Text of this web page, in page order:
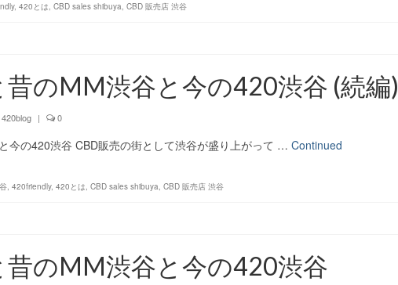
, 420とは, CBD sales shibuya, CBD 販売店 渋谷
昔のMM渋谷と今の420渋谷 (続編)
420blog | 0
今の420渋谷 CBD販売の街として渋谷が盛り上がって … Continued
, 420friendly, 420とは, CBD sales shibuya, CBD 販売店 渋谷
昔のMM渋谷と今の420渋谷